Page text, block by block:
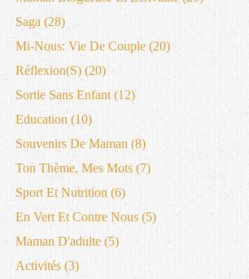
Saga (28)
Mi-Nous: Vie De Couple (20)
Réflexion(s) (20)
Sortie Sans Enfant (12)
Education (10)
Souvenirs De Maman (8)
Ton Thème, Mes Mots (7)
Sport Et Nutrition (6)
En Vert Et Contre Nous (5)
Maman D'adulte (5)
Activités (3)